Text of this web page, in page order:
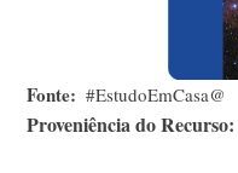
Fonte #EstudoEmCasa@
Proveniência do Recurso